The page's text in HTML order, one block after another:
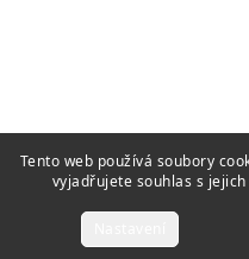
Tento web používá soubory
vyjadřujete souhlas s